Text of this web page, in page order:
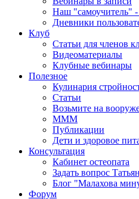
Наш "самоучитель" -
Дневники
Клуб
Статьи для членов
Видеоматериалы
Клубные вебинары
Полезное
Кулинария
Статьи
Возьмите на
МММ
Публикации
Дети и здоровое
Консультация
Кабинет остеопата
Задать вопрос
Блог "Малахова
Форум